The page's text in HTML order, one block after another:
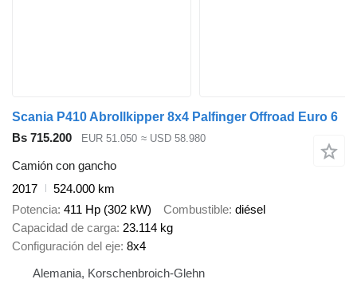
Scania P410 Abrollkipper 8x4 Palfinger Offroad Euro 6
Bs 715.200
EUR 51.050 ≈ USD 58.980
Camión con gancho
2017
524.000 km
Potencia 411 Hp (302 kW) Combustible diésel
Capacidad de carga 23.114 kg
Configuración del eje 8x4
Alemania, Korschenbroich-Glehn